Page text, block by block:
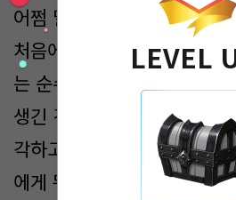
어쩜 말도 이렇게 예쁘게 할까?
처음에 경악했던 저 징그럽
는 순수하게 웃는 것처럼 보
생긴 건 괴상하고 이상하다
각하고 눈치 있게 행동하는
에게 뭐라 하지 못할 것이다.
LEVEL